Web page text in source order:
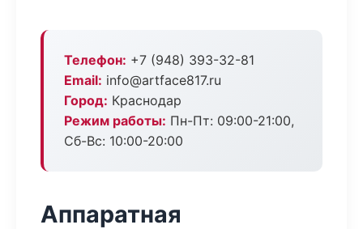
Телефон: +7 (948) 393-32-81
Email: info@artface817.ru
Город: Краснодар
Режим работы: Пн-Пт: 09:00-21:00,
Сб-Вс: 10:00-20:00
Аппаратная